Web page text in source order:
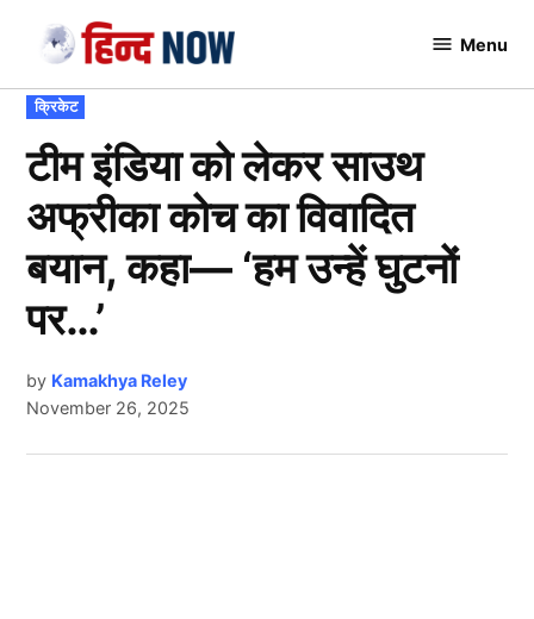
content
Menu
POSTED
IN
क्रिकेट
टीम इंडिया को लेकर साउथ
अफ्रीका कोच का विवादित
बयान, कहा— ‘हम उन्हें घुटनों
पर…’
by Kamakhya Reley
November 26, 2025